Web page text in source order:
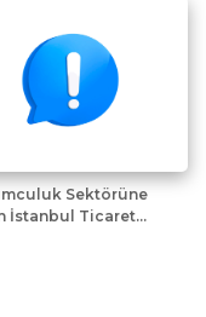
Sektörüne
İstanbul Ticaret